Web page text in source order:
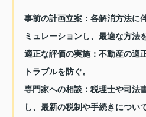
事前の計画立案： 各解消方法に
ミュレーションし、最適な方法
適正な評価の実施： 不動産の適
トラブルを防ぐ。
専門家への相談： 税理士や司法
し、最新の税制や手続きについ